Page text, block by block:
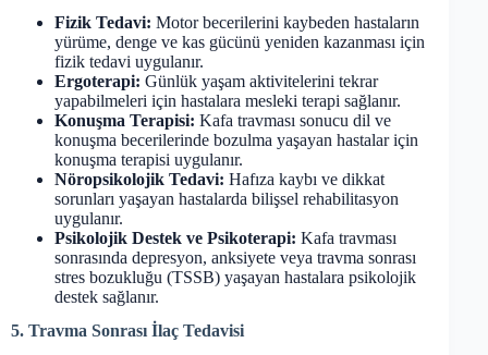
Fizik Tedavi: Motor becerilerini kaybeden hastaların
yürüme, denge ve kas gücünü yeniden kazanması için
fizik tedavi uygulanır.
Ergoterapi: Günlük yaşam aktivitelerini tekrar
yapabilmeleri için hastalara mesleki terapi sağlanır.
Konuşma Terapisi: Kafa travması sonucu dil ve
konuşma becerilerinde bozulma yaşayan hastalar için
konuşma terapisi uygulanır.
Nöropsikolojik Tedavi: Hafıza kaybı ve dikkat
sorunları yaşayan hastalarda bilişsel rehabilitasyon
uygulanır.
Psikolojik Destek ve Psikoterapi: Kafa travması
sonrasında depresyon, anksiyete veya travma sonrası
stres bozukluğu (TSSB) yaşayan hastalara psikolojik
destek sağlanır.
5. Travma Sonrası İlaç Tedavisi